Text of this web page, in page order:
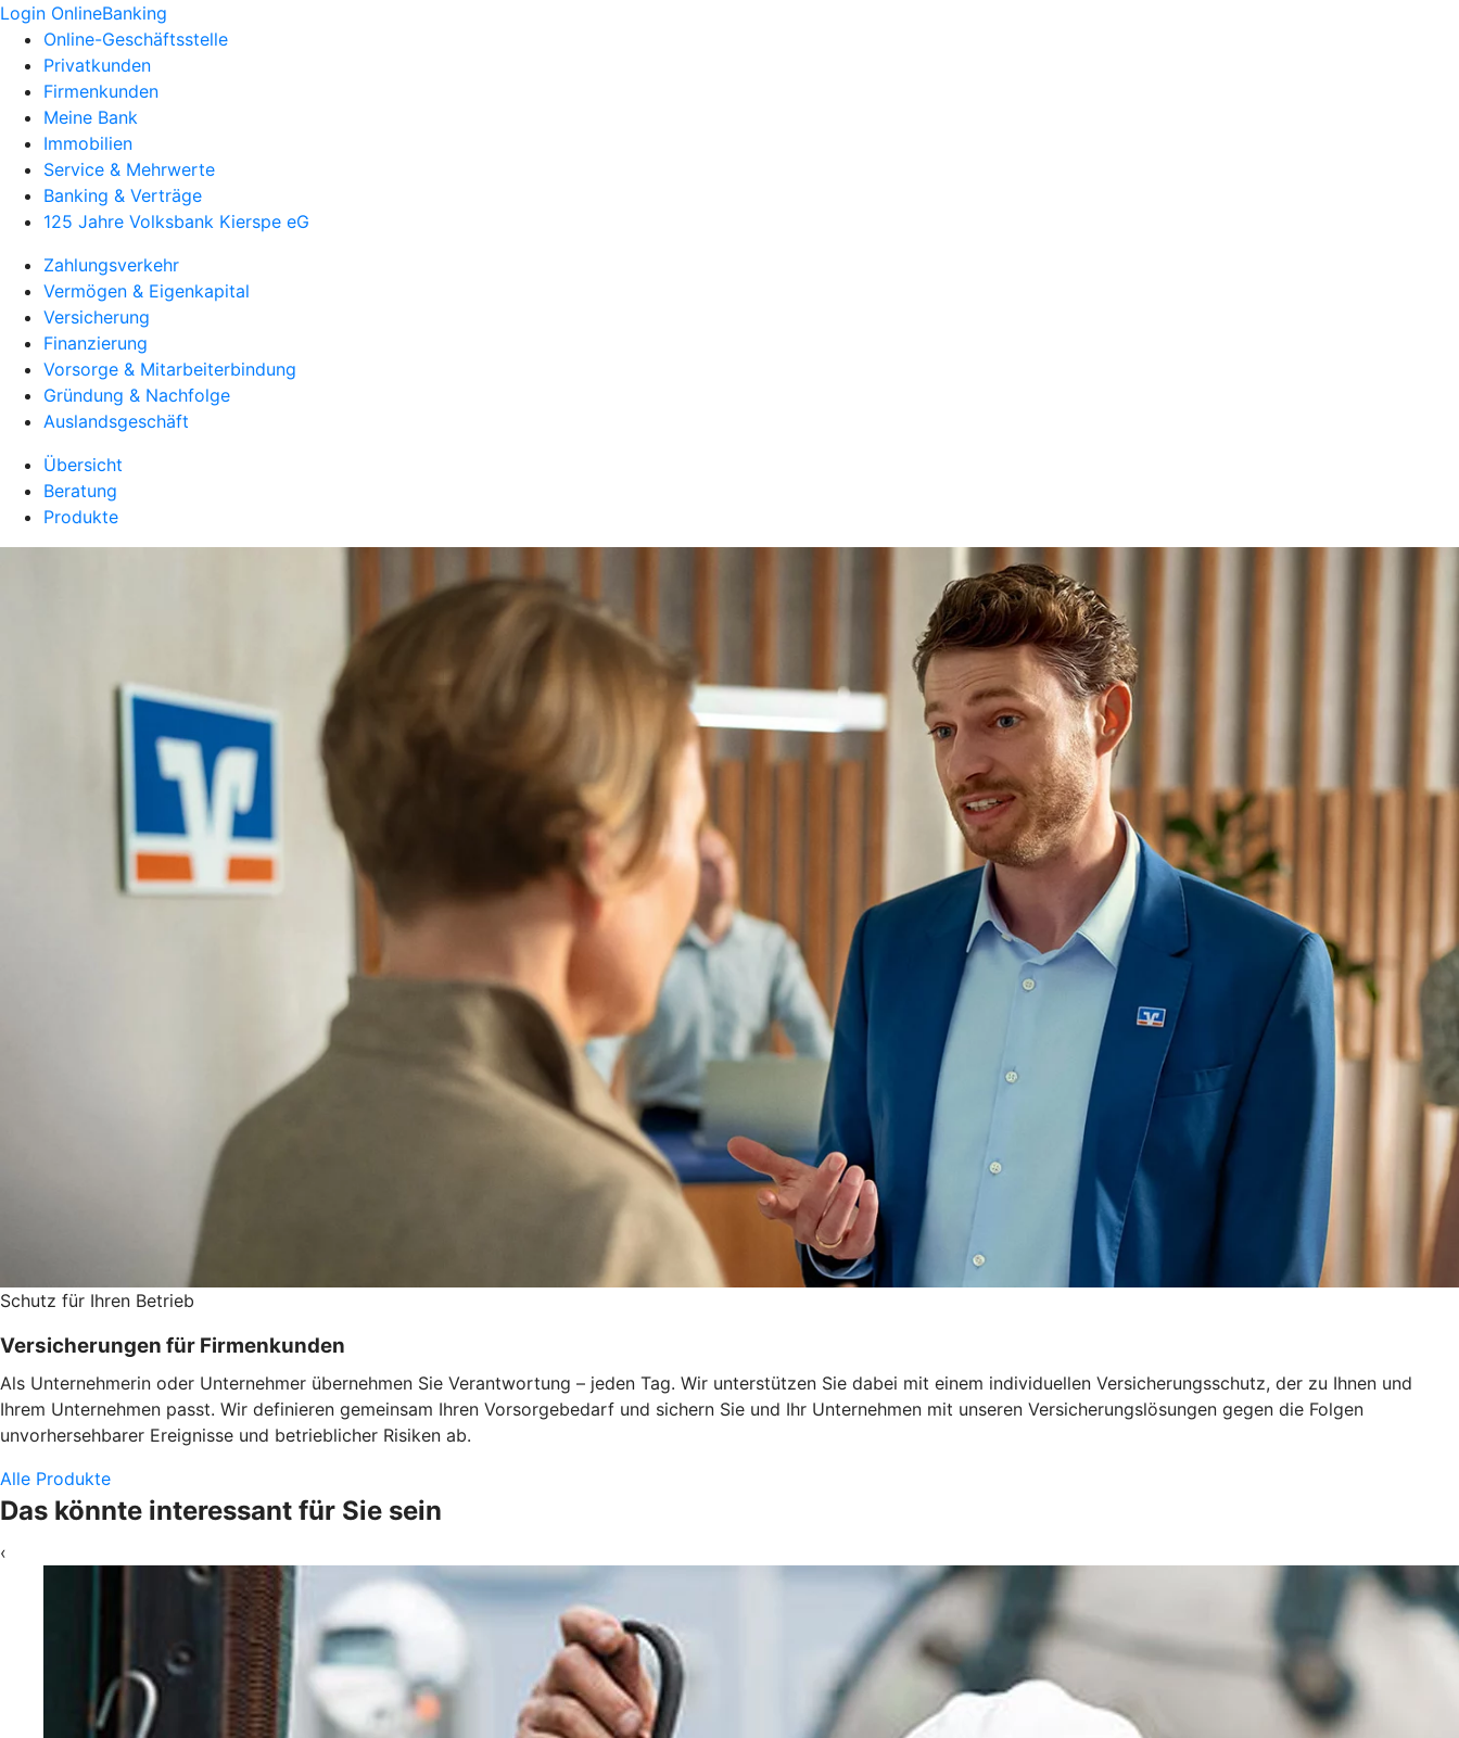
Login OnlineBanking
Online-Geschäftsstelle
Privatkunden
Firmenkunden
Meine Bank
Immobilien
Service & Mehrwerte
Banking & Verträge
125 Jahre Volksbank Kierspe eG
Zahlungsverkehr
Vermögen & Eigenkapital
Versicherung
Finanzierung
Vorsorge & Mitarbeiterbindung
Gründung & Nachfolge
Auslandsgeschäft
Übersicht
Beratung
Produkte
Schutz für Ihren Betrieb
Versicherungen für Firmenkunden
Als Unternehmerin oder Unternehmer übernehmen Sie Verantwortung – jeden Tag. Wir unterstützen Sie dabei mit einem individuellen Versicherungsschutz, der zu Ihnen und
Ihrem Unternehmen passt. Wir definieren gemeinsam Ihren Vorsorgebedarf und sichern Sie und Ihr Unternehmen mit unseren Versicherungslösungen gegen die Folgen
unvorhersehbarer Ereignisse und betrieblicher Risiken ab.
Alle Produkte
Das könnte interessant für Sie sein
‹